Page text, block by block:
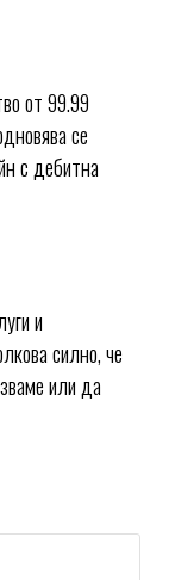
от 99.99
се
с дебитна
и
силно, че
или да